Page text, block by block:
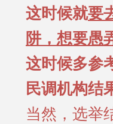
这时候就要
阱，想要愚
这时候多参
民调机构结
当然，选举